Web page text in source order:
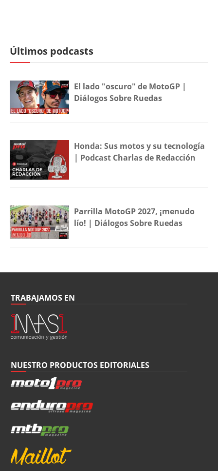
Últimos podcasts
El lado "oscuro" de MotoGP |
Diálogos Sobre Ruedas
Honda: Sus motos y su tecnología
| Podcast Charlas de Redacción
Parrilla MotoGP 2027, ¡menudo
lío! | Diálogos Sobre Ruedas
TRABAJAMOS EN
NUESTRO PRODUCTOS EDITORIALES